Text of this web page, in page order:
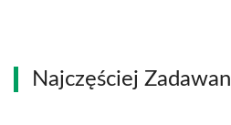
Najczęściej